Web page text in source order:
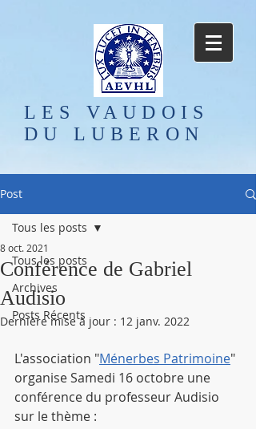
LES VAUDOIS
DU LUBERON
Post
Tous les posts
Archives
Posts Récents
Tous les posts
Conférence de Gabriel
Audisio
8 oct. 2021
Dernière mise à jour : 12 janv. 2022
L'association "Ménerbes Patrimoine"
organise Samedi 16 octobre une
conférence du professeur Audisio
sur le thème :